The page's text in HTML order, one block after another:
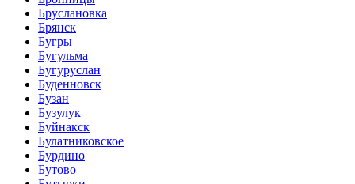
Бруслановка
Брянск
Бугры
Бугульма
Бугуруслан
Буденновск
Бузан
Бузулук
Буйнакск
Булатниковское
Бурдино
Бутово